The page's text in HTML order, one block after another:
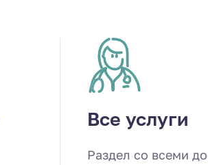
Все услуги
Раздел со всеми